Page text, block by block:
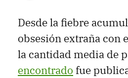
Desde la fiebre
obsesión extraña con
la cantidad media de
encontrado fue